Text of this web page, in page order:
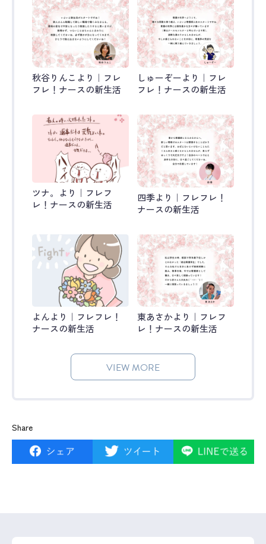
秋谷りんこより｜フレ
フレ！ナースの新生活
しゅーぞーより｜フレ
フレ！ナースの新生活
ツナ。より｜フレフ
レ！ナースの新生活
四季より｜フレフレ！
ナースの新生活
よんより｜フレフレ！
ナースの新生活
東あさかより｜フレフ
レ！ナースの新生活
VIEW MORE
Share